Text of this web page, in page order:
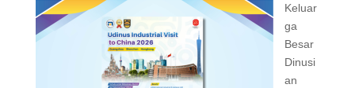
Keluar
ga
Besar
Dinusi
an